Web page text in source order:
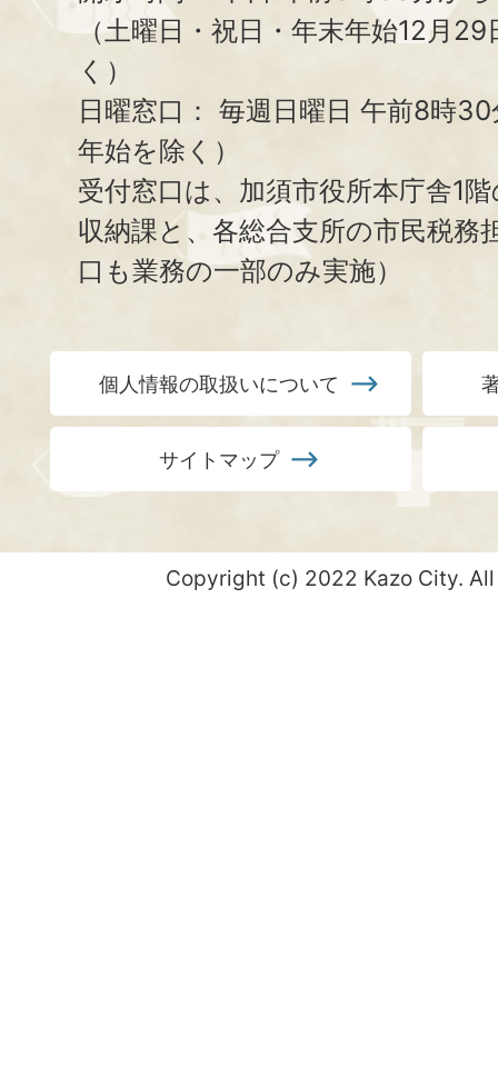
（土曜日・祝日・年末年始12月
く）
日曜窓口： 毎週日曜日 午前8時
年始を除く）
受付窓口は、加須市役所本庁舎1
収納課と、 各総合支所の市民税務
口も業務の一部のみ実施）
個人情報の取扱いについて
サイトマップ
Copyright (c) 2022 Kazo City.